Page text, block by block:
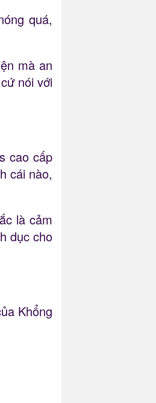
quá,
mà an
nói với
cao cấp
cái nào,
là cảm
dục cho
Khổng